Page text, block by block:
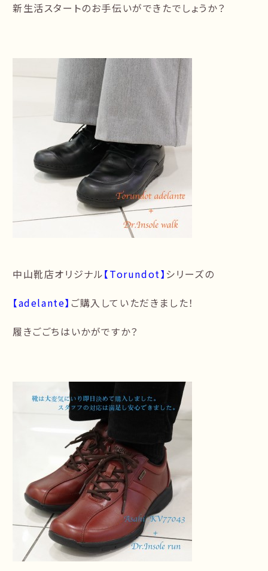
新生活スタートのお手伝いができたでしょうか？
中山靴店オリジナル【Torundot】 シリーズの
【adelante】 ご購入していただきました！
履きごごちはいかがですか？